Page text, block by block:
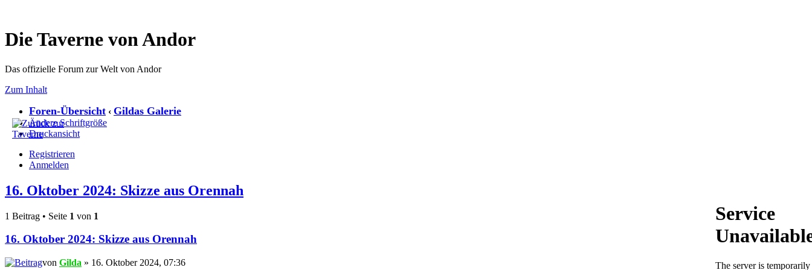
Die Taverne von Andor
Das offizielle Forum zur Welt von Andor
Zum Inhalt
Foren-Übersicht ‹ Gildas Galerie
Ändere Schriftgröße
Druckansicht
Registrieren
Anmelden
16. Oktober 2024: Skizze aus Orennah
1 Beitrag • Seite 1 von 1
16. Oktober 2024: Skizze aus Orennah
von Gilda » 16. Oktober 2024, 07:36